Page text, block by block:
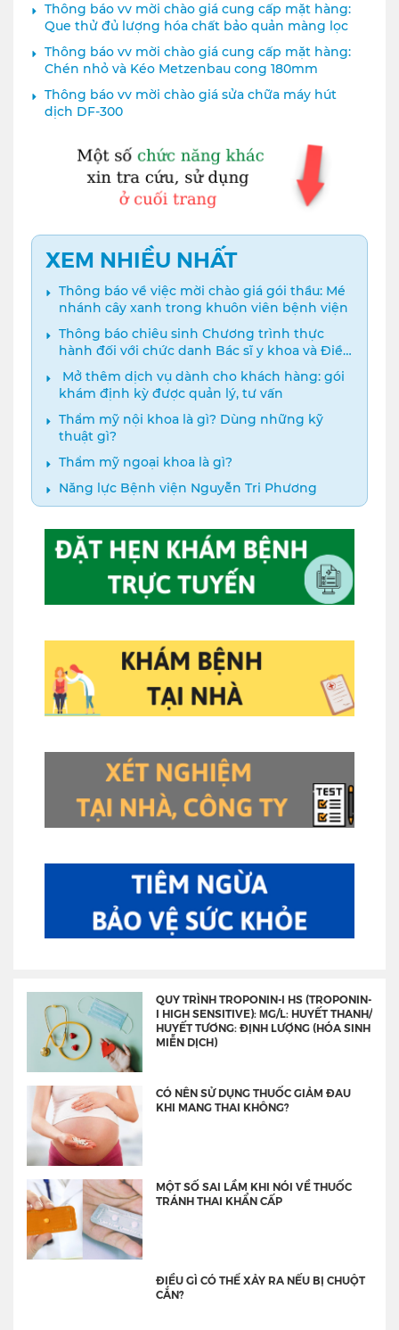
Thông báo vv mời chào giá cung cấp mặt hàng:
Que thử đủ lượng hóa chất bảo quản màng lọc
Thông báo vv mời chào giá cung cấp mặt hàng:
Chén nhỏ và Kéo Metzenbau cong 180mm
Thông báo vv mời chào giá sửa chữa máy hút
dịch DF-300
XEM NHIỀU NHẤT
Thông báo về việc mời chào giá gói thầu: Mé
nhánh cây xanh trong khuôn viên bệnh viện
Thông báo chiêu sinh Chương trình thực
hành đối với chức danh Bác sĩ y khoa và Điều
dưỡng năm 2024
️ Mở thêm dịch vụ dành cho khách hàng: gói
khám định kỳ được quản lý, tư vấn
Thẩm mỹ nội khoa là gì? Dùng những kỹ
thuật gì?
Thẩm mỹ ngoại khoa là gì?
Năng lực Bệnh viện Nguyễn Tri Phương
QUY TRÌNH TROPONIN-I HS (TROPONIN-
I HIGH SENSITIVE): ΜG/L: HUYẾT THANH/
HUYẾT TƯƠNG: ĐỊNH LƯỢNG (HÓA SINH
MIỄN DỊCH)
CÓ NÊN SỬ DỤNG THUỐC GIẢM ĐAU
KHI MANG THAI KHÔNG?
MỘT SỐ SAI LẦM KHI NÓI VỀ THUỐC
TRÁNH THAI KHẨN CẤP
ĐIỀU GÌ CÓ THỂ XẢY RA NẾU BỊ CHUỘT
CẮN?